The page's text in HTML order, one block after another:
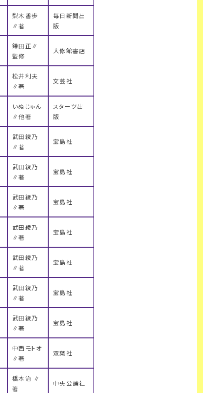
梨木香歩
∥著
毎日新聞出
版
鎌田正∥
監修
大修館書店
松井利夫
∥著
文芸社
いぬじゅん
∥他著
スターツ出
版
武田綾乃
∥著
宝島社
武田綾乃
∥著
宝島社
武田綾乃
∥著
宝島社
武田綾乃
∥著
宝島社
武田綾乃
∥著
宝島社
武田綾乃
∥著
宝島社
武田綾乃
∥著
宝島社
中西モトオ
∥著
双葉社
橋本治 ∥
著
中央公論社